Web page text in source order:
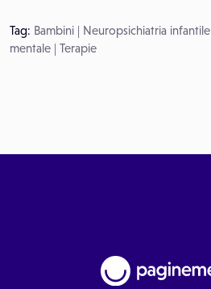
Tag: Bambini | Neuropsichiatria infantile
mentale | Terapie